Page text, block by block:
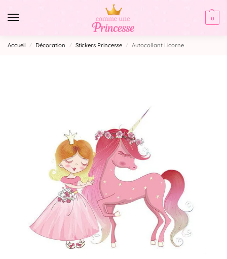
0
Accueil / Décoration / Stickers Princesse / Autocollant Licorne